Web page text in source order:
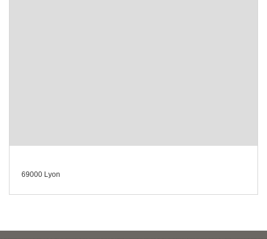
69000 Lyon